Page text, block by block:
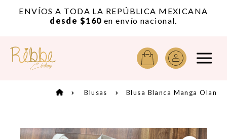
ENVÍOS A TODA LA REPÚBLICA MEXICANA
desde $160 en envío nacional.
Blusas Blusa Blanca Manga Olan